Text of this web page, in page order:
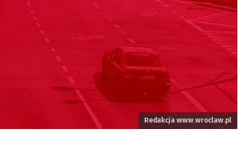
Redakcja www.wroclaw.pl